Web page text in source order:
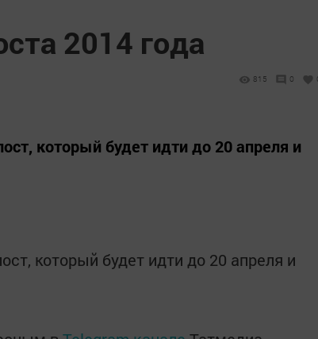
2014 года
815 0
который будет идти до 20 апреля и
который будет идти до 20 апреля и